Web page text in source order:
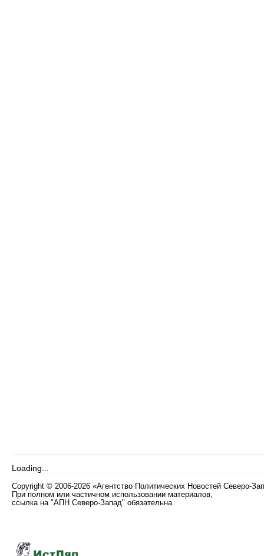
Loading...
Copyright © 2006-2026 «Агентство Политических Новостей Северо-
При полном или частичном использовании материалов,
ссылка на "АПН Северо-Запад" обязательна